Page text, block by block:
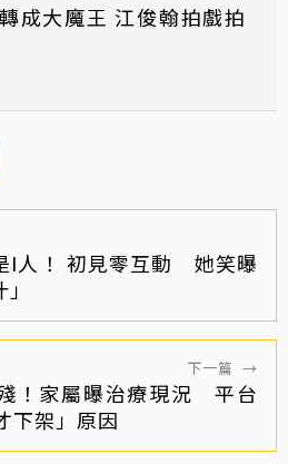
成大魔王 江俊翰拍戲拍
I人！ 初見零互動 她笑曝
下一篇 →
！家屬曝治療現況 平台
下架」原因